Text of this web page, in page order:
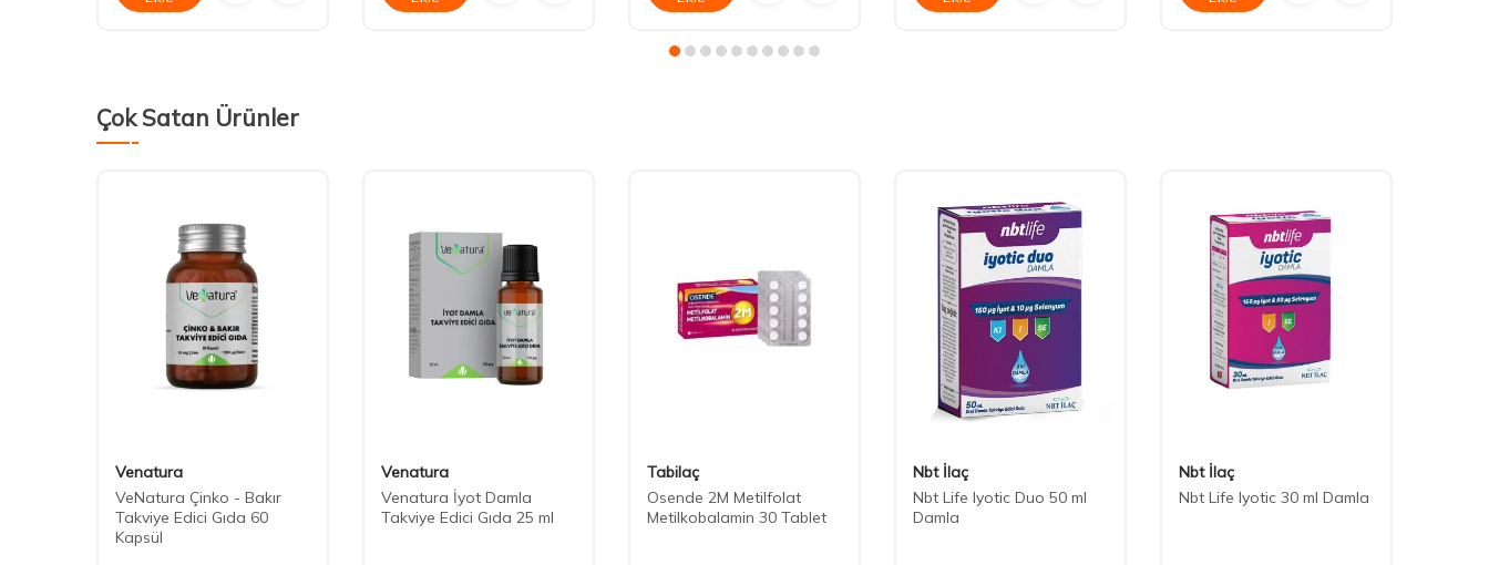
Çok Satan Ürünler
Venatura
VeNatura Çinko - Bakır
Takviye Edici Gıda 60
Kapsül
Venatura
Venatura İyot Damla
Takviye Edici Gıda 25 ml
Tabilaç
Osende 2M Metilfolat
Metilkobalamin 30 Tablet
Nbt İlaç
Nbt Life Iyotic Duo 50 ml
Damla
Nbt İlaç
Nbt Life Iyotic 30 ml Damla